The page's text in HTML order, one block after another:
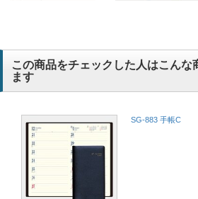
この商品をチェックした人はこんな
ます
SG-883 手帳C